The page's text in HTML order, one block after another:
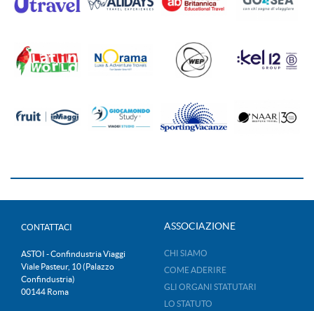
CONTATTACI
ASTOI - Confindustria Viaggi
Viale Pasteur, 10 (Palazzo
Confindustria)
00144 Roma
ASSOCIAZIONE
CHI SIAMO
COME ADERIRE
GLI ORGANI STATUTARI
LO STATUTO